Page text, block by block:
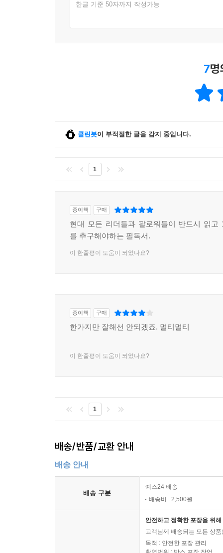
한글 기준 50자까지 작성가능
7
클린봇이 부적절한 글을 감지 중입니다.
1
종이책 구매
현대 모든 리더들과 팔로워들이 반드시 읽고
를 추구해야하는 필독서.
이 한줄평이 도움이 되었나요?
종이책 구매
한가지만 잘해선 안되겠죠. 멀티멀티
이 한줄평이 도움이 되었나요?
1
배송/반품/교환 안내
배송 안내
배송 구분
예스24 배송
배송비 : 2,500원
안전하고 정확한 포장을 위
고객님께 배송되는 모든 상
목적 : 안전한 포장 관리